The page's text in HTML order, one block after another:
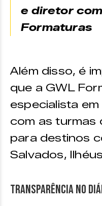
e diretor
Formaturas
Além disso, é
que a GWL
especialista
com as turmas
para destinos
Salvados,
Transparência no